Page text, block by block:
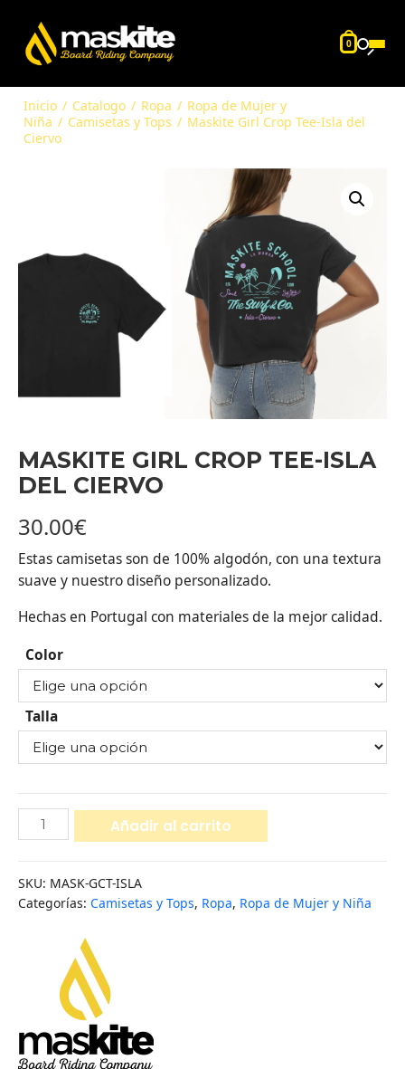
0
Inicio / Catalogo / Ropa / Ropa de Mujer y
Niña / Camisetas y Tops / Maskite Girl Crop Tee-Isla del
Ciervo
MASKITE GIRL CROP TEE-ISLA
DEL CIERVO
30.00€
Estas camisetas son de 100% algodón, con una textura
suave y nuestro diseño personalizado.
Hechas en Portugal con materiales de la mejor calidad.
Color
Talla
Añadir al carrito
SKU: MASK-GCT-ISLA
Categorías: Camisetas y Tops, Ropa, Ropa de Mujer y Niña